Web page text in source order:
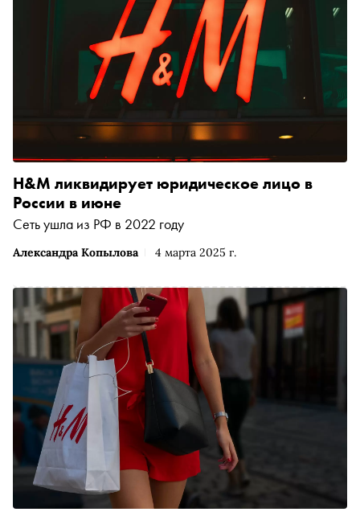
Александра Копылова 4 марта 2025 г.
H&M ликвидирует юридическое лицо в
России в июне
Сеть ушла из РФ в 2022 году